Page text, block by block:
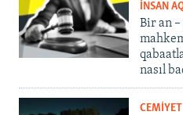
İNSAN
Bir an –
nasıl
CEMİYET